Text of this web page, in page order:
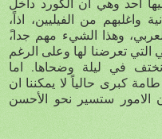
واغلبهم من الفيليين، اذاً،
وهذا الشيء مهم جدا،ً
تعرضنا لها وعلى الرغم
في ليلة وضحاها. اما
كبرى حالياً لا يمكننا ان
الامور ستسير نحو الأحسن